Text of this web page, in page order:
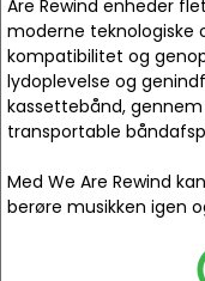
Are Rewind enheder
moderne teknologiske
kompatibilitet og
lydoplevelse og
kassettebånd,
transportable
Med We Are Rewind
berøre musikken igen